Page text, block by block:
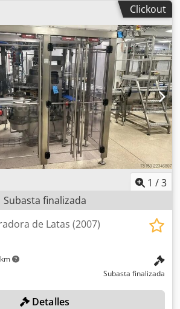
Clickout
1 /3
Subasta finalizada
de Latas (2007)
Subasta finalizada
Detalles